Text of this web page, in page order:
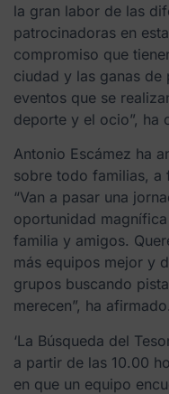
la gran labor de las
patrocinadoras en
compromiso que
ciudad y las ganas
eventos que se
deporte y el ocio”, ha
Antonio Escámez ha
sobre todo familias, a
“Van a pasar una
oportunidad
familia y amigos.
más equipos mejor y
grupos buscando
merecen”, ha afirmado.
‘La Búsqueda del
a partir de las 10.00
en que un equipo